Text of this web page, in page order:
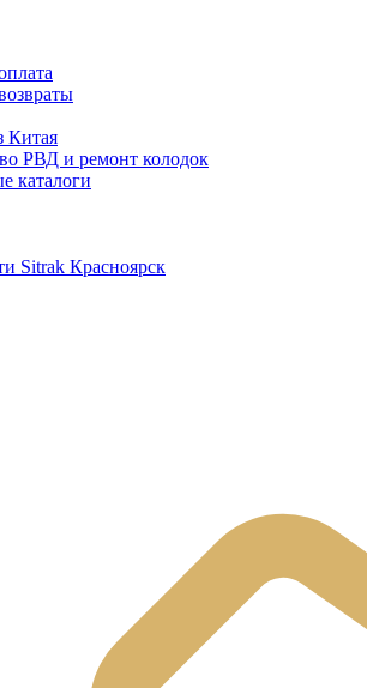
Китая
РВД и ремонт колодок
каталоги
Sitrak Красноярск